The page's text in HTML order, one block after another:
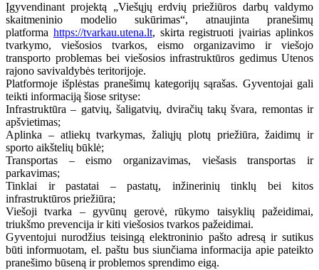
Įgyvendinant projektą „Viešųjų erdvių priežiūros darbų valdymo
skaitmeninio modelio sukūrimas“, atnaujinta pranešimų
platforma https://tvarkau.utena.lt, skirta registruoti įvairias aplinkos
tvarkymo, viešosios tvarkos, eismo organizavimo ir viešojo
transporto problemas bei viešosios infrastruktūros gedimus Utenos
rajono savivaldybės teritorijoje.
Platformoje išplėstas pranešimų kategorijų sąrašas. Gyventojai gali
teikti informaciją šiose srityse:
Infrastruktūra – gatvių, šaligatvių, dviračių takų švara, remontas ir
apšvietimas;
Aplinka – atliekų tvarkymas, žaliųjų plotų priežiūra, žaidimų ir
sporto aikštelių būklė;
Transportas – eismo organizavimas, viešasis transportas ir
parkavimas;
Tinklai ir pastatai – pastatų, inžinerinių tinklų bei kitos
infrastruktūros priežiūra;
Viešoji tvarka – gyvūnų gerovė, rūkymo taisyklių pažeidimai,
triukšmo prevencija ir kiti viešosios tvarkos pažeidimai.
Gyventojui nurodžius teisingą elektroninio pašto adresą ir sutikus
būti informuotam, el. paštu bus siunčiama informacija apie pateikto
pranešimo būseną ir problemos sprendimo eigą.